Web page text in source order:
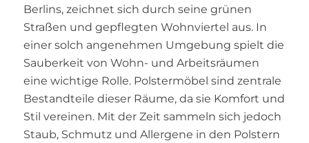
Berlins, zeichnet sich durch seine grünen
Straßen und gepflegten Wohnviertel aus. In
einer solch angenehmen Umgebung spielt die
Sauberkeit von Wohn- und Arbeitsräumen
eine wichtige Rolle. Polstermöbel sind zentrale
Bestandteile dieser Räume, da sie Komfort und
Stil vereinen. Mit der Zeit sammeln sich jedoch
Staub, Schmutz und Allergene in den Polstern